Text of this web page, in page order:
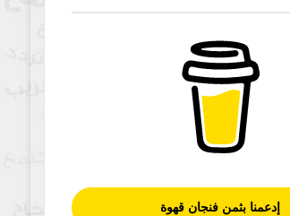
إدعمنا بثمن فنجان قهوة